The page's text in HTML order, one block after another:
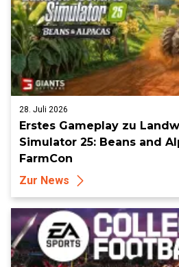
28. Juli 2026
Erstes Gameplay zu
Simulator 25: Beans and
FarmCon
Zur News